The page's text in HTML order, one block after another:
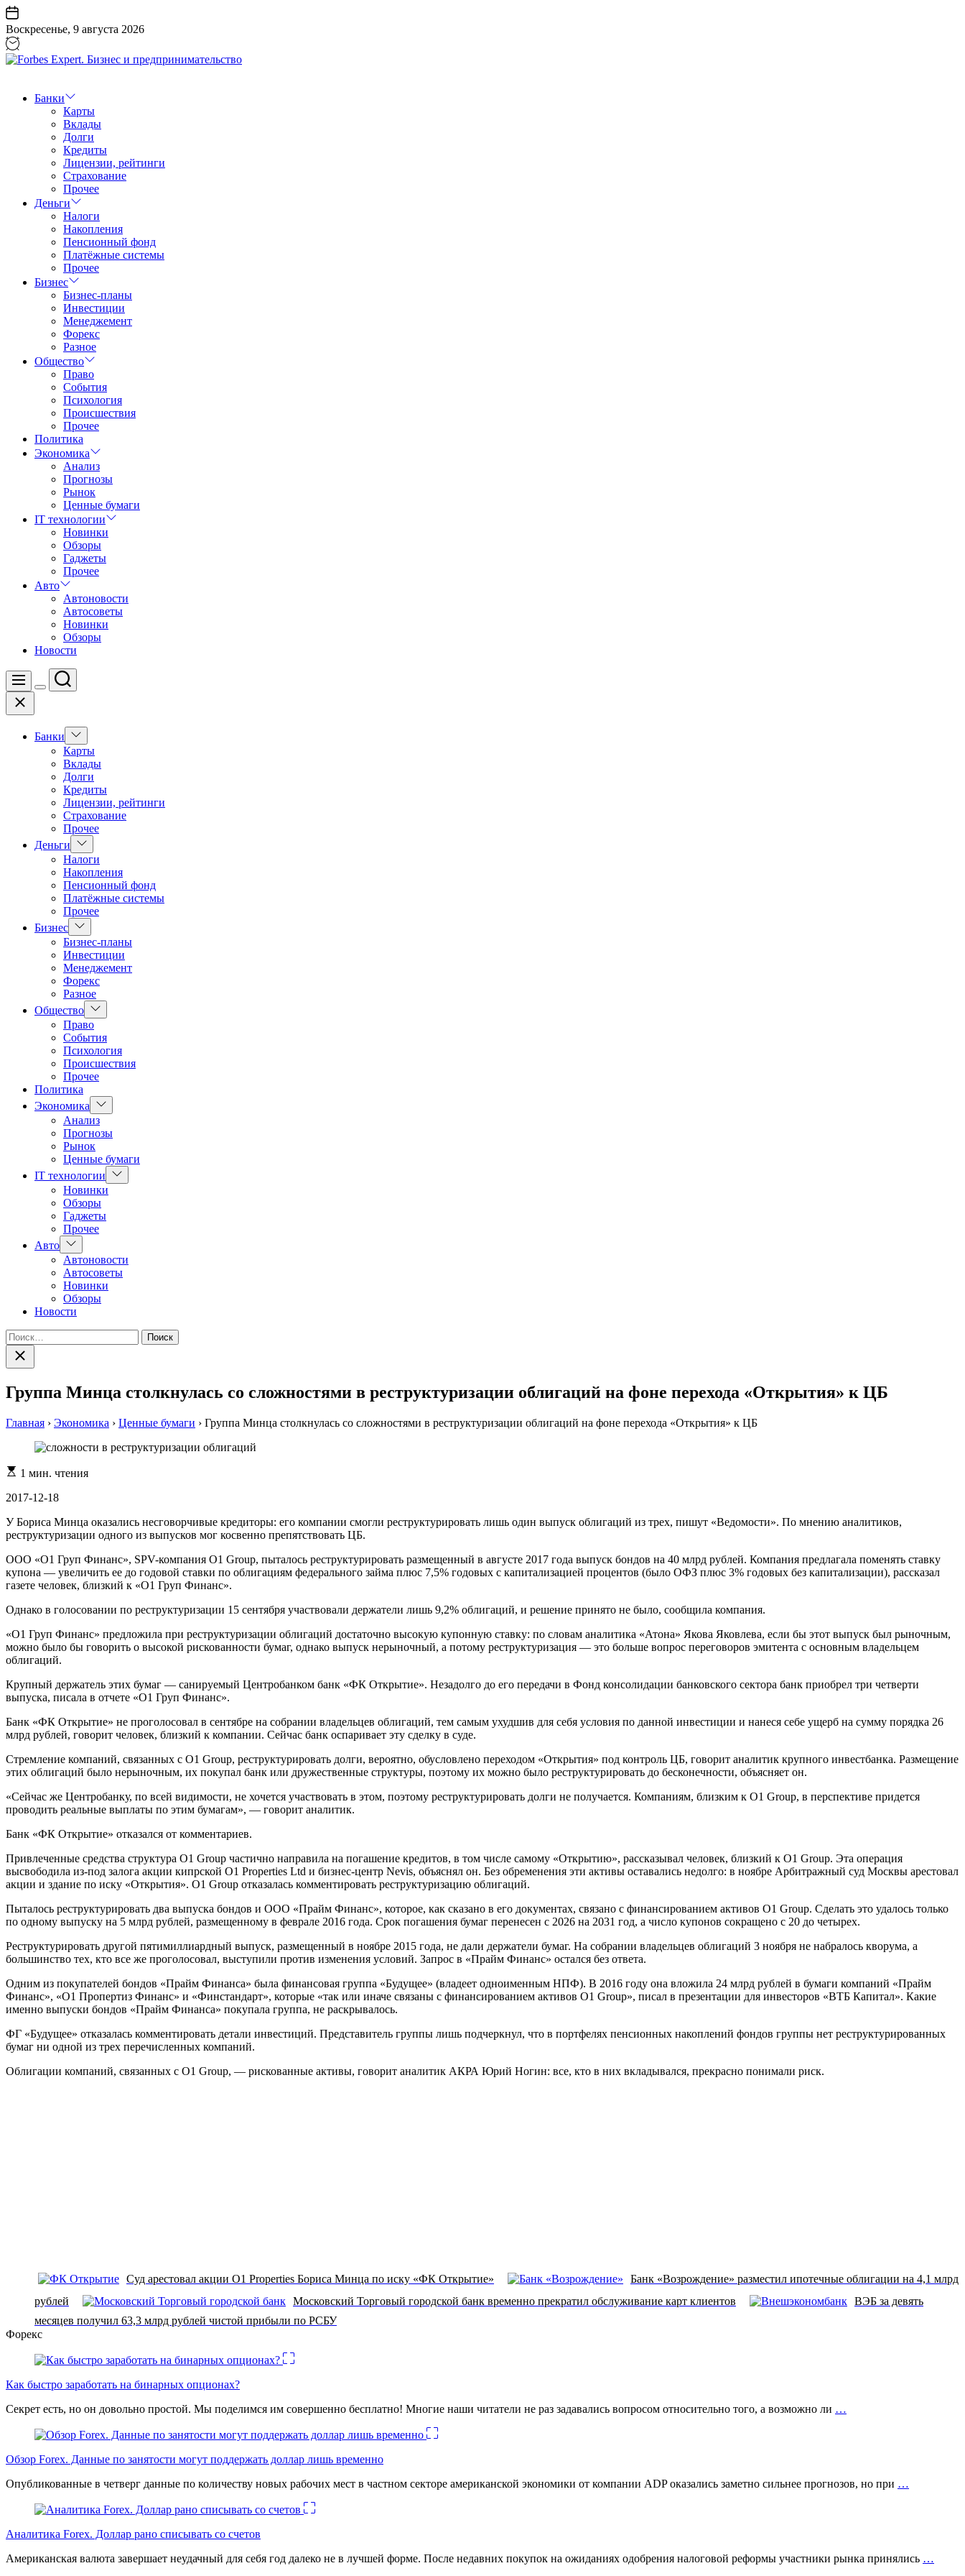
Перейти
к
содержанию
Воскресенье, 9 августа 2026
Бизнес
предпринимательство
Банки
Карты
Вклады
Долги
Кредиты
Лицензии, рейтинги
Страхование
Прочее
Деньги
Налоги
Накопления
Пенсионный фонд
Платёжные системы
Прочее
Бизнес
Бизнес-планы
Инвестиции
Менеджемент
Форекс
Разное
Общество
Право
События
Психология
Происшествия
Прочее
Политика
Экономика
Анализ
Прогнозы
Рынок
Ценные бумаги
IT технологии
Новинки
Обзоры
Гаджеты
Прочее
Авто
Автоновости
Автосоветы
Новинки
Обзоры
Новости
Меню
Цвет
Поиск
Закрыть
Банки
Показать
подменю
Карты
Вклады
Долги
Кредиты
Лицензии, рейтинги
Страхование
Прочее
Деньги
Показать
подменю
Налоги
Накопления
Пенсионный фонд
Платёжные системы
Прочее
Бизнес Показать
подменю
Бизнес-планы
Инвестиции
Менеджемент
Форекс
Разное
Общество Показать
подменю
Право
События
Психология
Происшествия
Прочее
Политика
Экономика
Показать
подменю
Анализ
Прогнозы
Рынок
Ценные бумаги
IT технологии
Показать
подменю
Новинки
Обзоры
Гаджеты
Прочее
Авто Показать
подменю
Автоновости
Автосоветы
Новинки
Обзоры
Новости
Найти:
Закрыть
поиск
Группа Минца столкнулась со сложностями в реструктуризации облигаций на фоне перехода «Открытия» к ЦБ
Главная › Экономика › Ценные бумаги › Группа Минца столкнулась со сложностями в реструктуризации облигаций на фоне перехода «Открытия» к ЦБ
Расчетное
чтения
1 мин. чтения
2017-12-18
У Бориса Минца оказались несговорчивые кредиторы: его компании смогли реструктурировать лишь один выпуск облигаций из трех, пишут «Ведомости». По мнению аналитиков,
реструктуризации одного из выпусков мог косвенно препятствовать ЦБ.
ООО «О1 Груп Финанс», SPV-компания O1 Group, пыталось реструктурировать размещенный в августе 2017 года выпуск бондов на 40 млрд рублей. Компания предлагала поменять ставку
купона — увеличить ее до годовой ставки по облигациям федерального займа плюс 7,5% годовых с капитализацией процентов (было OФЗ плюс 3% годовых без капитализации), рассказал
газете человек, близкий к «О1 Груп Финанс».
Однако в голосовании по реструктуризации 15 сентября участвовали держатели лишь 9,2% облигаций, и решение принято не было, сообщила компания.
«О1 Груп Финанс» предложила при реструктуризации облигаций достаточно высокую купонную ставку: по словам аналитика «Атона» Якова Яковлева, если бы этот выпуск был рыночным,
можно было бы говорить о высокой рискованности бумаг, однако выпуск нерыночный, а потому реструктуризация — это больше вопрос переговоров эмитента с основным владельцем
облигаций.
Крупный держатель этих бумаг — санируемый Центробанком банк «ФК Открытие». Незадолго до его передачи в Фонд консолидации банковского сектора банк приобрел три четверти
выпуска, писала в отчете «О1 Груп Финанс».
Банк «ФК Открытие» не проголосовал в сентябре на собрании владельцев облигаций, тем самым ухудшив для себя условия по данной инвестиции и нанеся себе ущерб на сумму порядка 26
млрд рублей, говорит человек, близкий к компании. Сейчас банк оспаривает эту сделку в суде.
Стремление компаний, связанных с O1 Group, реструктурировать долги, вероятно, обусловлено переходом «Открытия» под контроль ЦБ, говорит аналитик крупного инвестбанка. Размещение
этих облигаций было нерыночным, их покупал банк или дружественные структуры, поэтому их можно было реструктурировать до бесконечности, объясняет он.
«Сейчас же Центробанку, по всей видимости, не хочется участвовать в этом, поэтому реструктурировать долги не получается. Компаниям, близким к О1 Group, в перспективе придется
проводить реальные выплаты по этим бумагам», — говорит аналитик.
Банк «ФК Открытие» отказался от комментариев.
Привлеченные средства структура О1 Group частично направила на погашение кредитов, в том числе самому «Открытию», рассказывал человек, близкий к О1 Group. Эта операция
высвободила из-под залога акции кипрской O1 Properties Ltd и бизнес-центр Nevis, объяснял он. Без обременения эти активы оставались недолго: в ноябре Арбитражный суд Москвы арестовал
акции и здание по иску «Открытия». О1 Group отказалась комментировать реструктуризацию облигаций.
Пыталось реструктурировать два выпуска бондов и ООО «Прайм Финанс», которое, как сказано в его документах, связано с финансированием активов O1 Group. Сделать это удалось только
по одному выпуску на 5 млрд рублей, размещенному в феврале 2016 года. Срок погашения бумаг перенесен с 2026 на 2031 год, а число купонов сокращено с 20 до четырех.
Реструктурировать другой пятимиллиардный выпуск, размещенный в ноябре 2015 года, не дали держатели бумаг. На собрании владельцев облигаций 3 ноября не набралось кворума, а
большинство тех, кто все же проголосовал, выступили против изменения условий. Запрос в «Прайм Финанс» остался без ответа.
Одним из покупателей бондов «Прайм Финанса» была финансовая группа «Будущее» (владеет одноименным НПФ). В 2016 году она вложила 24 млрд рублей в бумаги компаний «Прайм
Финанс», «O1 Пропертиз Финанс» и «Финстандарт», которые «так или иначе связаны с финансированием активов O1 Group», писал в презентации для инвесторов «ВТБ Капитал». Какие
именно выпуски бондов «Прайм Финанса» покупала группа, не раскрывалось.
ФГ «Будущее» отказалась комментировать детали инвестиций. Представитель группы лишь подчеркнул, что в портфелях пенсионных накоплений фондов группы нет реструктурированных
бумаг ни одной из трех перечисленных компаний.
Облигации компаний, связанных с O1 Group, — рискованные активы, говорит аналитик АКРА Юрий Ногин: все, кто в них вкладывался, прекрасно понимали риск.
Суд арестовал акции O1 Properties Бориса Минца по иску «ФК Открытие»
Банк «Возрождение» разместил ипотечные облигации на 4,1 млрд
рублей
Московский Торговый городской банк временно прекратил обслуживание карт клиентов
ВЭБ за девять
месяцев получил 63,3 млрд рублей чистой прибыли по РСБУ
Форекс
Как быстро заработать на бинарных опционах?
Секрет есть, но он довольно простой. Мы поделимся им совершенно бесплатно! Многие наши читатели не раз задавались вопросом относительно того, а возможно ли …
Обзор Forex. Данные по занятости могут поддержать доллар лишь временно
Опубликованные в четверг данные по количеству новых рабочих мест в частном секторе американской экономики от компании ADP оказались заметно сильнее прогнозов, но при …
Аналитика Forex. Доллар рано списывать со счетов
Американская валюта завершает неудачный для себя год далеко не в лучшей форме. После недавних покупок на ожиданиях одобрения налоговой реформы участники рынка принялись …